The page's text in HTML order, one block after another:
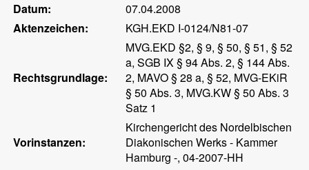
Datum:
07.04.2008
Aktenzeichen:
KGH.EKD I-0124/N81-07
Rechtsgrundlage:
MVG.EKD §2, § 9, § 50, § 51, § 52
a, SGB IX § 94 Abs. 2, § 144 Abs.
2, MAVO § 28 a, § 52, MVG-EKiR
§ 50 Abs. 3, MVG.KW § 50 Abs. 3
Satz 1
Vorinstanzen:
Kirchengericht des Nordelbischen
Diakonischen Werks - Kammer
Hamburg -, 04-2007-HH